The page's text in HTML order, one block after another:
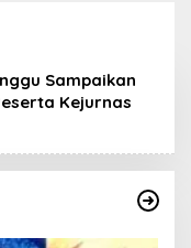
Sampaikan
Kejurnas